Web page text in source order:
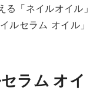
「ネイルオイル」
ルセラム オイル」
ラム オイ